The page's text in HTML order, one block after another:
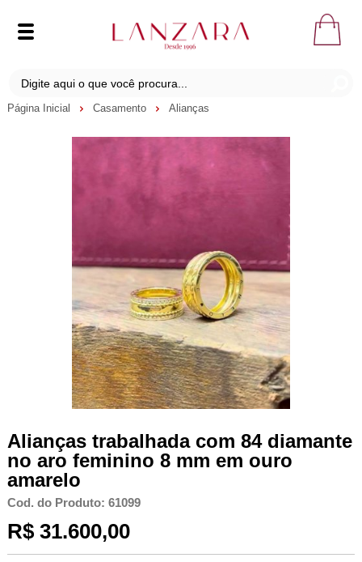
Página Inicial Casamento Alianças
Alianças trabalhada com 84 diamante
no aro feminino 8 mm em ouro
amarelo
Cod. do Produto: 61099
R$ 31.600,00